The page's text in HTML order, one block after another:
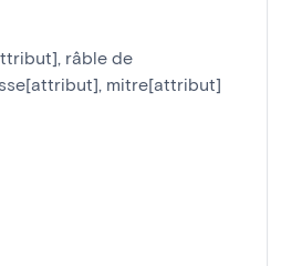
râble de
mitre[attribut]